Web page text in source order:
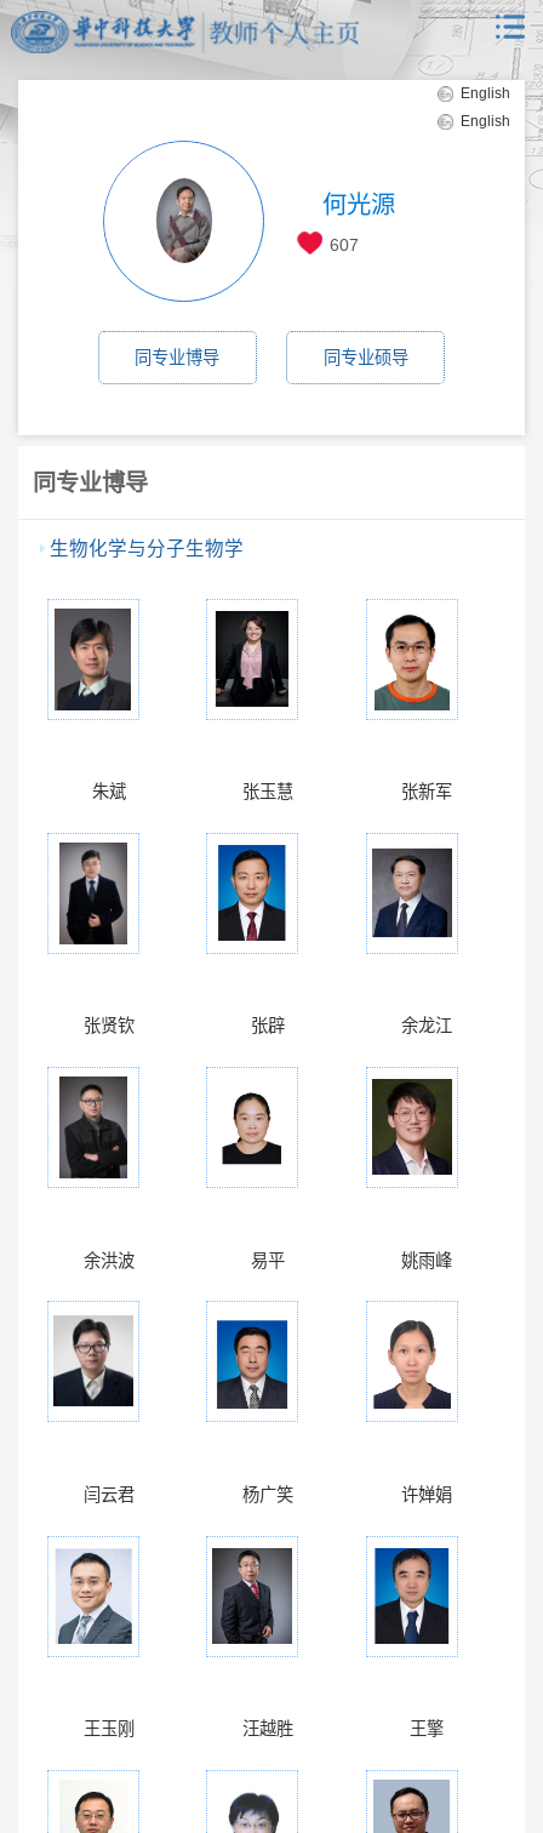
English
English
何光源
607
同专业博导 同专业硕导
同专业博导
生物化学与分子生物学
朱斌 张玉慧 张新军
张贤钦 张辟 余龙江
余洪波 易平 姚雨峰
闫云君 杨广笑 许婵娟
王玉刚 汪越胜 王擎